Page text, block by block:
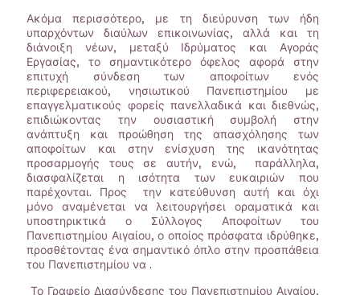
Ακόμα περισσότερο, με τη διεύρυνση των ήδη
υπαρχόντων διαύλων επικοινωνίας, αλλά και τη
διάνοιξη νέων, μεταξύ Ιδρύματος και Αγοράς
Εργασίας, το σημαντικότερο όφελος αφορά στην
επιτυχή σύνδεση των αποφοίτων ενός
περιφερειακού, νησιωτικού Πανεπιστημίου με
επαγγελματικούς φορείς πανελλαδικά και διεθνώς,
επιδιώκοντας την ουσιαστική συμβολή στην
ανάπτυξη και προώθηση της απασχόλησης των
αποφοίτων και στην ενίσχυση της ικανότητας
προσαρμογής τους σε αυτήν, ενώ, παράλληλα,
διασφαλίζεται η ισότητα των ευκαιριών που
παρέχονται. Προς την κατεύθυνση αυτή και όχι
μόνο αναμένεται να λειτουργήσει οραματικά και
υποστηρικτικά ο Σύλλογος Αποφοίτων του
Πανεπιστημίου Αιγαίου, ο οποίος πρόσφατα ιδρύθηκε,
προσθέτοντας ένα σημαντικό όπλο στην προσπάθεια
του Πανεπιστημίου να .
Το Γραφείο Διασύνδεσης του Πανεπιστημίου Αιγαίου,